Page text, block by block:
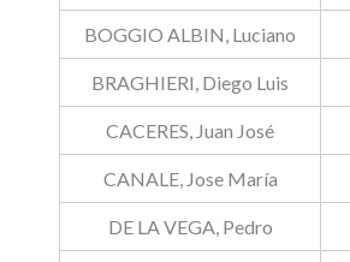
BOGGIO ALBIN, Luciano
BRAGHIERI, Diego Luis
CACERES, Juan José
CANALE, Jose María
DE LA VEGA, Pedro